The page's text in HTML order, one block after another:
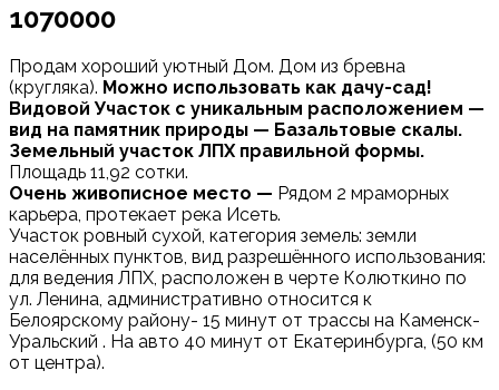
1070000
Продам хороший уютный Дом. Дом из бревна
(кругляка). Можно использовать как дачу-сад!
Видовой Участок с уникальным расположением —
вид на памятник природы — Базальтовые скалы.
Земельный участок ЛПХ правильной формы.
Площадь 11,92 сотки.
Очень живoписное меcто — Рядом 2 мраморных
карьера, протекает река Исеть.
Участок ровный сухой, категория земель: земли
населённых пунктов, вид разрешённого использования:
для ведения ЛПХ, расположен в черте Колюткино по
ул. Ленина, административно относится к
Белоярскому району- 15 минут от трассы на Каменск-
Уральский . На авто 40 минут от Екатеринбурга, (50 км
от центра).